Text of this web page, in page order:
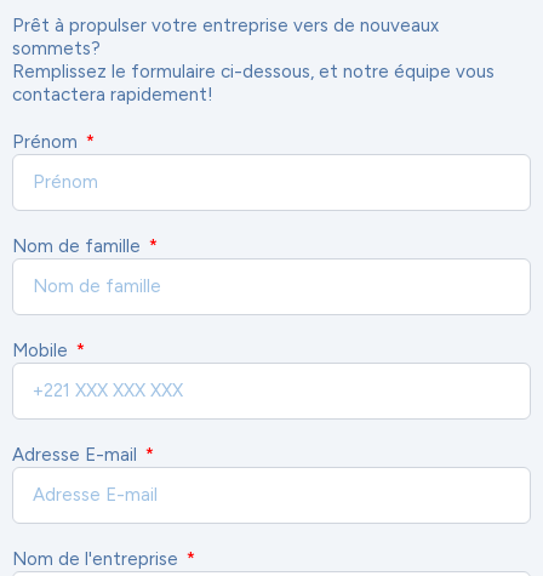
Prêt à propulser votre entreprise vers de nouveaux
sommets?
Remplissez le formulaire ci-dessous, et notre équipe vous
contactera rapidement!
Prénom
Nom de famille
Mobile
Adresse E-mail
Nom de l'entreprise